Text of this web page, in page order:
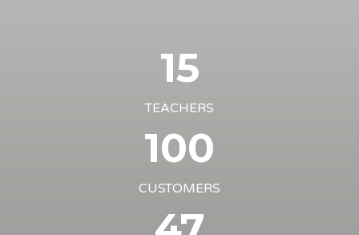
15
TEACHERS
100
CUSTOMERS